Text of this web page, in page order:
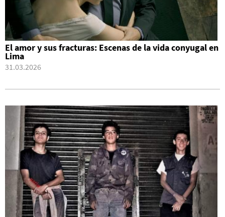
El amor y sus fracturas: Escenas de la vida conyugal en
Lima
31.03.2026